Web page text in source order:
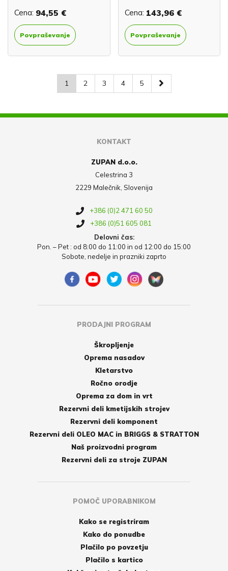
Cena: 94,55 €
Povpraševanje
Cena: 143,96 €
Povpraševanje
1 2 3 4 5
KONTAKT
ZUPAN d.o.o.
Celestrina 3
2229 Malečnik, Slovenija
+386 (0)2 471 60 50
+386 (0)51 605 081
Delovni čas:
Pon. – Pet : od 8:00 do 11:00 in od 12:00 do 15:00
Sobote, nedelje in prazniki zaprto
PRODAJNI PROGRAM
Škropljenje
Oprema nasadov
Kletarstvo
Ročno orodje
Oprema za dom in vrt
Rezervni deli kmetijskih strojev
Rezervni deli komponent
Rezervni deli OLEO MAC in BRIGGS & STRATTON
Naš proizvodni program
Rezervni deli za stroje ZUPAN
POMOČ UPORABNIKOM
Kako se registriram
Kako do ponudbe
Plačilo po povzetju
Plačilo s kartico